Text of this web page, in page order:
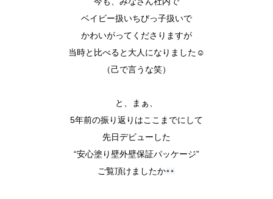
ベイビー扱いちびっ子扱いで
かわいがってくださりますが
当時と比べると大人になりました☺︎
（己で言うな笑）
と、まぁ、
5年前の振り返りはここまでにして
先日デビューした
“安心塗り壁外壁保証パッケージ”
ご覧頂けましたか